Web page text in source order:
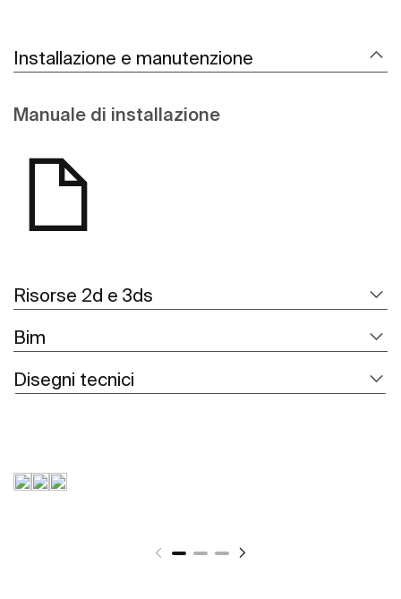
Installazione e manutenzione
Manuale di installazione
Risorse 2d e 3ds
Bim
Disegni tecnici